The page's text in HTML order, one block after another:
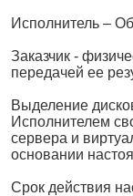
Исполнитель –
Заказчик -
передачей ее
Выделение
Исполнителем
сервера и
основании
Срок действия